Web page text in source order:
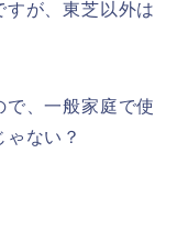
すが、東芝以外は
、一般家庭で使
ない？